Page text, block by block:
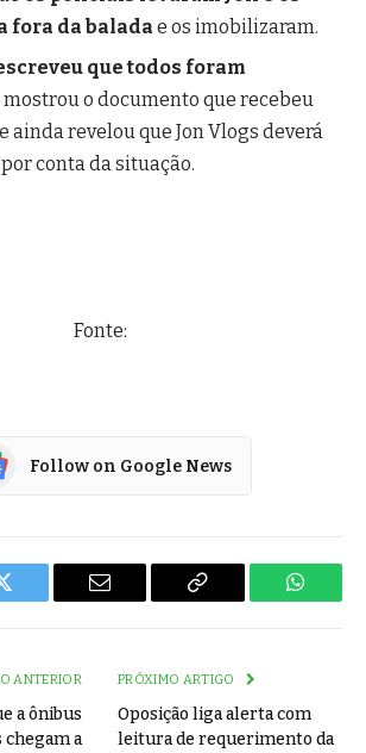
fora da balada e os imobilizaram.
que todos foram
mostrou o documento que recebeu
ainda revelou que Jon Vlogs deverá
conta da situação.
Fonte:
Follow on Google News
Twitter Email
Copy
ANTERIOR
a ônibus
chegam a
PRÓXIMO ARTIGO
Oposição liga alerta com
leitura de requerimento da